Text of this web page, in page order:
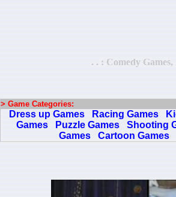
. . : Comedy
> Game Categories:
Dress up Games Racing Games
Games
Puzzle Games
Shooting
Games
Cartoon Games